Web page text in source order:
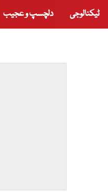
ٹیکنالوجی دلچسپ و عجیب